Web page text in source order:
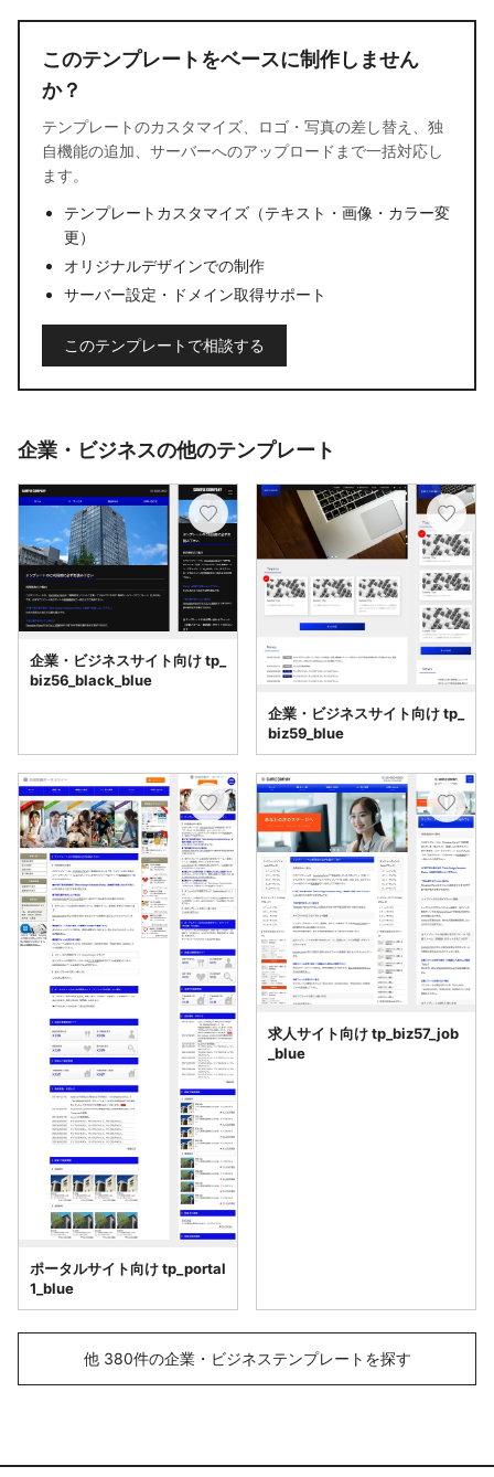
このテンプレートをベースに制作しません
か？
テンプレートのカスタマイズ、ロゴ・写真の差し替え、独
自機能の追加、サーバーへのアップロードまで一括対応し
ます。
テンプレートカスタマイズ（テキスト・画像・カラー変
更）
オリジナルデザインでの制作
サーバー設定・ドメイン取得サポート
このテンプレートで相談する
企業・ビジネスの他のテンプレート
企業・ビジネスサイト向け tp_
biz56_black_blue
企業・ビジネスサイト向け tp_
biz59_blue
ポータルサイト向け tp_portal
1_blue
求人サイト向け tp_biz57_job
_blue
他 380件の企業・ビジネステンプレートを探す